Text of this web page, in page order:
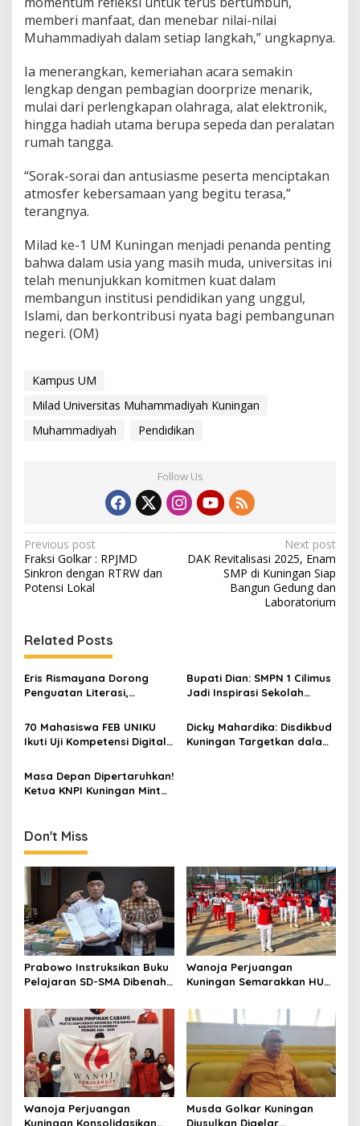
memberi manfaat, dan menebar nilai-nilai
Muhammadiyah dalam setiap langkah,” ungkapnya.
Ia menerangkan, kemeriahan acara semakin
lengkap dengan pembagian doorprize menarik,
mulai dari perlengkapan olahraga, alat elektronik,
hingga hadiah utama berupa sepeda dan peralatan
rumah tangga.
“Sorak-sorai dan antusiasme peserta menciptakan
atmosfer kebersamaan yang begitu terasa,”
terangnya.
Milad ke-1 UM Kuningan menjadi penanda penting
bahwa dalam usia yang masih muda, universitas ini
telah menunjukkan komitmen kuat dalam
membangun institusi pendidikan yang unggul,
Islami, dan berkontribusi nyata bagi pembangunan
negeri. (OM)
Kampus UM
Milad Universitas Muhammadiyah Kuningan
Muhammadiyah
Pendidikan
Follow Us
Post
navigation
Previous post
Fraksi Golkar : RPJMD
Sinkron dengan RTRW dan
Potensi Lokal
Next post
DAK Revitalisasi 2025, Enam
SMP di Kuningan Siap
Bangun Gedung dan
Laboratorium
Related Posts
Eris Rismayana Dorong
Penguatan Literasi,
KKN UIN Sunan Kalijaga di
Sagaranten
Bupati Dian: SMPN 1 Cilimus
Jadi Inspirasi Sekolah
Momentum Cetak Generasi
Emas
70 Mahasiswa FEB UNIKU
Ikuti Uji Kompetensi Digital
Sertifikat BNSP
Dicky Mahardika: Disdikbud
Kuningan Targetkan dalam
Masa Depan Dipertaruhkan!
Ketua KNPI Kuningan Minta
Don't Miss
Prabowo Instruksikan Buku
Pelajaran SD-SMA Dibenahi,
sebagai Referensi
Wanoja Perjuangan
Kuningan Semarakkan HUT
Perempuan Harus Sehat
dan Berdaya
Wanoja Perjuangan
Kuningan Konsolidasikan
Musda Golkar Kuningan
Diusulkan Digelar